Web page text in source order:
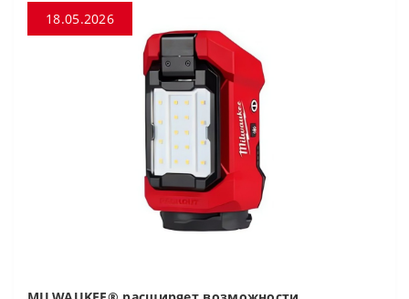
18.05.2026